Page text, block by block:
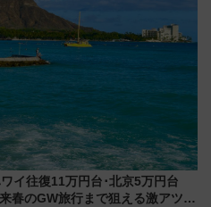
イ往復11万円台･北京5万円台
春のGW旅行まで狙える激アツ路